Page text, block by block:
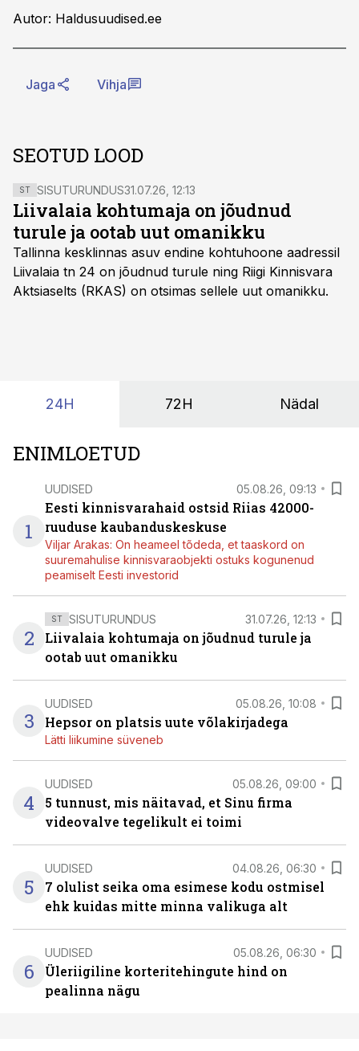
Autor: Haldusuudised.ee
Jaga Vihja
SEOTUD LOOD
ST SISUTURUNDUS31.07.26, 12:13
Liivalaia kohtumaja on jõudnud
turule ja ootab uut omanikku
Tallinna kesklinnas asuv endine kohtuhoone aadressil
Liivalaia tn 24 on jõudnud turule ning Riigi Kinnisvara
Aktsiaselts (RKAS) on otsimas sellele uut omanikku.
24H 72H Nädal
ENIMLOETUD
1
UUDISED 05.08.26, 09:13
Eesti kinnisvarahaid ostsid Riias 42000-
ruuduse kaubanduskeskuse
Viljar Arakas: On heameel tõdeda, et taaskord on
suuremahulise kinnisvaraobjekti ostuks kogunenud
peamiselt Eesti investorid
2
ST SISUTURUNDUS 31.07.26, 12:13
Liivalaia kohtumaja on jõudnud turule ja
ootab uut omanikku
3
UUDISED 05.08.26, 10:08
Hepsor on platsis uute võlakirjadega
Lätti liikumine süveneb
4
UUDISED 05.08.26, 09:00
5 tunnust, mis näitavad, et Sinu firma
videovalve tegelikult ei toimi
5
UUDISED 04.08.26, 06:30
7 olulist seika oma esimese kodu ostmisel
ehk kuidas mitte minna valikuga alt
6
UUDISED 05.08.26, 06:30
Üleriigiline korteritehingute hind on
pealinna nägu